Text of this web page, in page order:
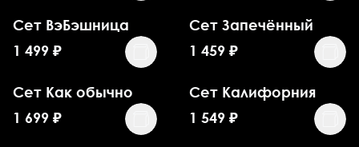
Сет ВэБэшница
1 499 ₽
Сет Запечённый
1 459 ₽
Сет Как обычно
1 699 ₽
Сет Калифорния
1 549 ₽